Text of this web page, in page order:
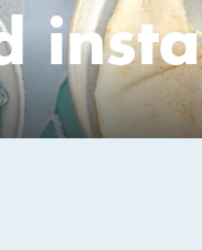
insta